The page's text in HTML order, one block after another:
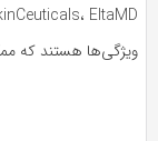
هستند که ممکن